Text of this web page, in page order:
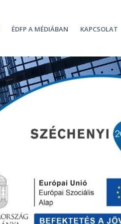
ÉDFP A MÉDIÁBAN KAPCSOLAT